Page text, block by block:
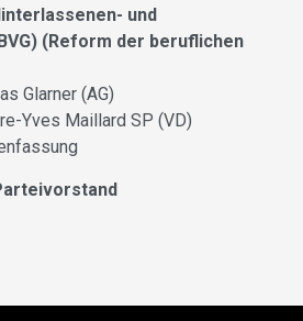
und
(Reform der beruflichen
Glarner (AG)
Yves Maillard SP (VD)